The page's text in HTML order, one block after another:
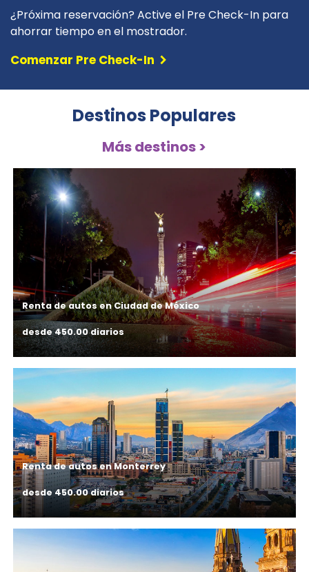
¿Próxima reservación? Active el Pre Check-In para
ahorrar tiempo en el mostrador.
Comenzar Pre Check-In chevron_right
Destinos Populares
Más destinos >
Renta de autos en Ciudad de México
desde 450.00 diarios
Renta de autos en Monterrey
desde 450.00 diarios